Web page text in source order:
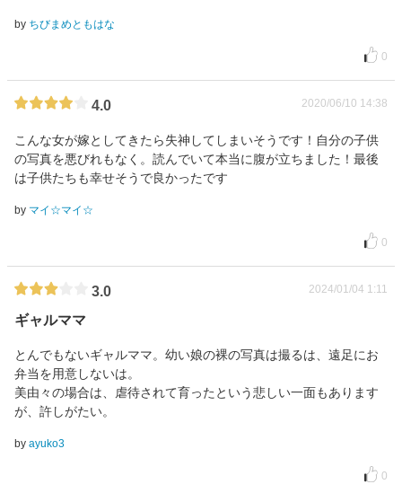
by ちびまめともはな
0
4.0 2020/06/10 14:38
こんな女が嫁としてきたら失神してしまいそうです！自分の子供
の写真を悪びれもなく。読んでいて本当に腹が立ちました！最後
は子供たちも幸せそうで良かったです
by マイ☆マイ☆
0
3.0 2024/01/04 1:11
ギャルママ
とんでもないギャルママ。幼い娘の裸の写真は撮るは、遠足にお
弁当を用意しないは。
美由々の場合は、虐待されて育ったという悲しい一面もあります
が、許しがたい。
by ayuko3
0